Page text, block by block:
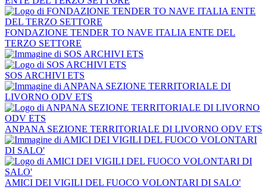
FONDAZIONE TENDER TO NAVE ITALIA ENTE DEL
TERZO SETTORE
SOS ARCHIVI ETS
ANPANA SEZIONE TERRITORIALE DI LIVORNO ODV ETS
AMICI DEI VIGILI DEL FUOCO VOLONTARI DI SALO'